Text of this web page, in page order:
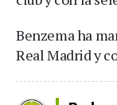
Benzema ha
Real Madrid y